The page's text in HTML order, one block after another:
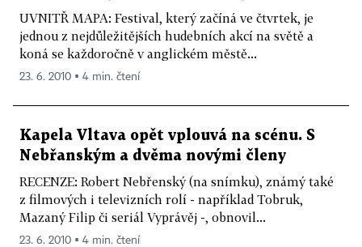
UVNITŘ MAPA: Festival, který začíná ve čtvrtek, je
jednou z nejdůležitějších hudebních akcí na světě a
koná se každoročně v anglickém městě...
23. 6. 2010 ▪ 4 min. čtení
Kapela Vltava opět vplouvá na scénu. S
Nebřanským a dvěma novými členy
RECENZE: Robert Nebřenský (na snímku), známý také
z filmových i televizních rolí - například Tobruk,
Mazaný Filip či seriál Vyprávěj -, obnovil...
23. 6. 2010 ▪ 4 min. čtení